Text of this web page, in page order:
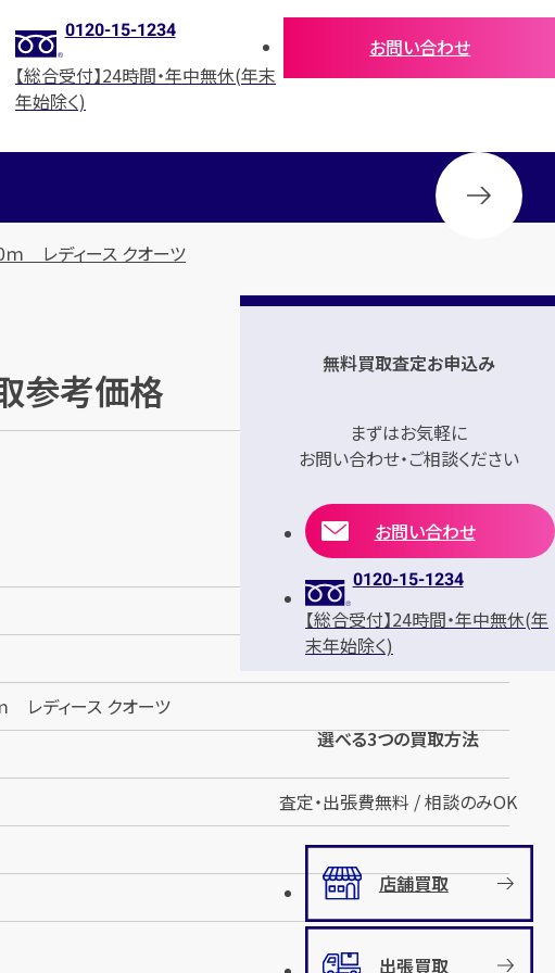
0120-15-1234
【総合受付】24時間・年中無休(年末
年始除く)
お問い合わせ
ｍ レディース クオーツ
参考価格
レディース クオーツ
無料買取査定お申込み
まずはお気軽に
お問い合わせ・ご相談ください
お問い合わせ
0120-15-1234
【総合受付】24時間・年中無休(年
末年始除く)
選べる3つの買取方法
査定・出張費無料 / 相談のみOK
店舗買取
出張買取